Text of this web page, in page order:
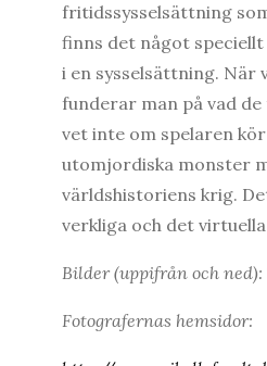
fritidssysselsättning
finns det något
i en sysselsättning. När
funderar man på vad
vet inte om spelaren
utomjordiska monster
världshistoriens krig.
verkliga och det
Bilder (uppifrån och
Fotografernas hemsidor: